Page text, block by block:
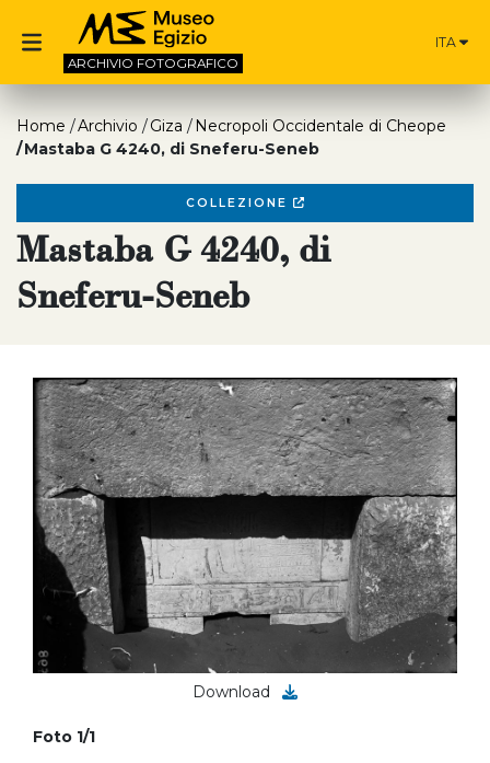
ARCHIVIO FOTOGRAFICO
ITA
Home Archivio Giza
Necropoli Occidentale di Cheope
Mastaba G 4240, di Sneferu-Seneb
COLLEZIONE
Mastaba G 4240, di
Sneferu-Seneb
Download
Foto 1/1